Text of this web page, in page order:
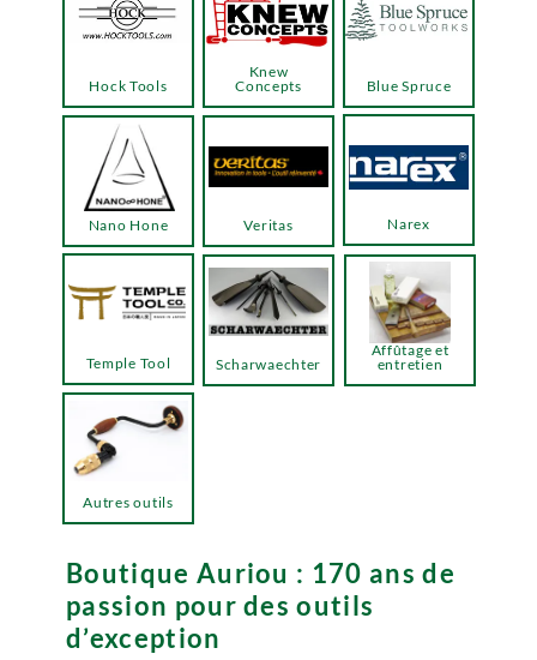
Boutique Auriou : 170 ans de
passion pour des outils
d’exception
Hock Tools
Knew
Concepts
Temple Tool
Blue Spruce
Narex
Veritas
Nano Hone
Autres outils
Scharwaechter
Affûtage et
entretien